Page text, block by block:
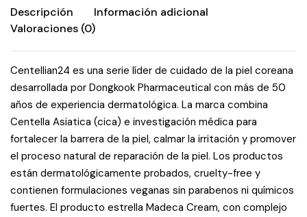
Descripción
Información adicional
Valoraciones (0)
Centellian24 es una serie líder de cuidado de la piel coreana
desarrollada por Dongkook Pharmaceutical con más de 50
años de experiencia dermatológica. La marca combina
Centella Asiatica (cica) e investigación médica para
fortalecer la barrera de la piel, calmar la irritación y promover
el proceso natural de reparación de la piel. Los productos
están dermatológicamente probados, cruelty-free y
contienen formulaciones veganas sin parabenos ni químicos
fuertes. El producto estrella Madeca Cream, con complejo